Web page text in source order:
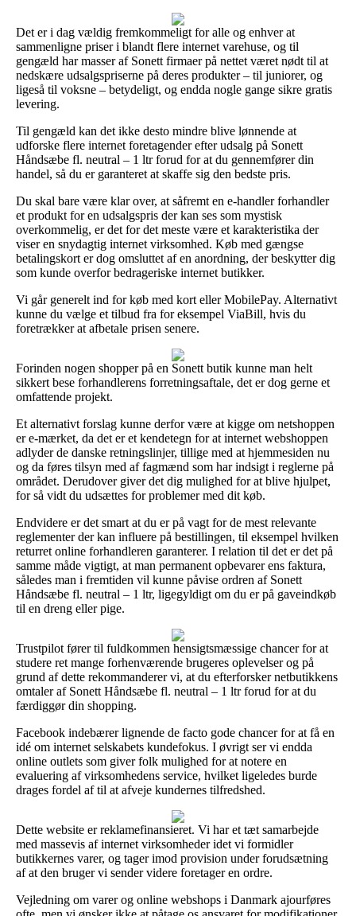
Det er i dag vældig fremkommeligt for alle og enhver at
sammenligne priser i blandt flere internet varehuse, og til
gengæld har masser af Sonett firmaer på nettet været nødt til at
nedskære udsalgspriserne på deres produkter – til juniorer, og
ligeså til voksne – betydeligt, og endda nogle gange sikre gratis
levering.
Til gengæld kan det ikke desto mindre blive lønnende at
udforske flere internet foretagender efter udsalg på Sonett
Håndsæbe fl. neutral – 1 ltr forud for at du gennemfører din
handel, så du er garanteret at skaffe sig den bedste pris.
Du skal bare være klar over, at såfremt en e-handler forhandler
et produkt for en udsalgspris der kan ses som mystisk
overkommelig, er det for det meste være et karakteristika der
viser en snydagtig internet virksomhed. Køb med gængse
betalingskort er dog omsluttet af en anordning, der beskytter dig
som kunde overfor bedrageriske internet butikker.
Vi går generelt ind for køb med kort eller MobilePay. Alternativt
kunne du vælge et tilbud fra for eksempel ViaBill, hvis du
foretrækker at afbetale prisen senere.
Forinden nogen shopper på en Sonett butik kunne man helt
sikkert bese forhandlerens forretningsaftale, det er dog gerne et
omfattende projekt.
Et alternativt forslag kunne derfor være at kigge om netshoppen
er e-mærket, da det er et kendetegn for at internet webshoppen
adlyder de danske retningslinjer, tillige med at hjemmesiden nu
og da føres tilsyn med af fagmænd som har indsigt i reglerne på
området. Derudover giver det dig mulighed for at blive hjulpet,
for så vidt du udsættes for problemer med dit køb.
Endvidere er det smart at du er på vagt for de mest relevante
reglementer der kan influere på bestillingen, til eksempel hvilken
returret online forhandleren garanterer. I relation til det er det på
samme måde vigtigt, at man permanent opbevarer ens faktura,
således man i fremtiden vil kunne påvise ordren af Sonett
Håndsæbe fl. neutral – 1 ltr, ligegyldigt om du er på gaveindkøb
til en dreng eller pige.
Trustpilot fører til fuldkommen hensigtsmæssige chancer for at
studere ret mange forhenværende brugeres oplevelser og på
grund af dette rekommanderer vi, at du efterforsker netbutikkens
omtaler af Sonett Håndsæbe fl. neutral – 1 ltr forud for at du
færdiggør din shopping.
Facebook indebærer lignende de facto gode chancer for at få en
idé om internet selskabets kundefokus. I øvrigt ser vi endda
online outlets som giver folk mulighed for at notere en
evaluering af virksomhedens service, hvilket ligeledes burde
drages fordel af til at afveje kundernes tilfredshed.
Dette website er reklamefinansieret. Vi har et tæt samarbejde
med massevis af internet virksomheder idet vi formidler
butikkernes varer, og tager imod provision under forudsætning
af at den bruger vi sender videre foretager en ordre.
Vejledning om varer og online webshops i Danmark ajourføres